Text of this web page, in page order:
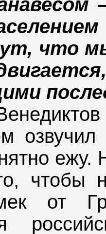
что
ежу.
чтобы
от